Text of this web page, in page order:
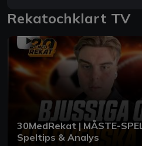
Rekatochklart TV
30MedRekat | MÅSTE-
Speltips & Analys